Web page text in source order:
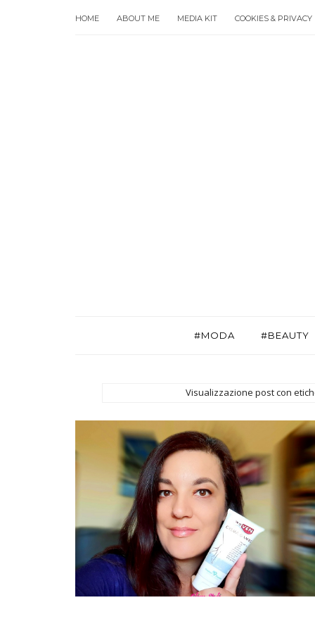
HOME ABOUT ME MEDIA KIT COOKIES & PRIVACY
#MODA #BEAUTY
Visualizzazione post con